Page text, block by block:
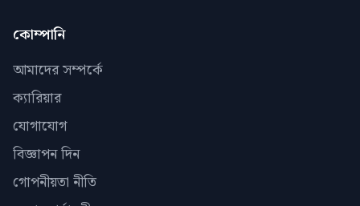
কোম্পানি
আমাদের সম্পর্কে
ক্যারিয়ার
যোগাযোগ
বিজ্ঞাপন দিন
গোপনীয়তা নীতি